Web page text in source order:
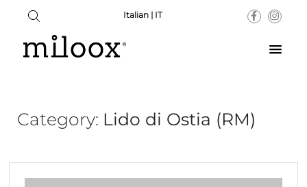
Italian | IT
Category: Lido di Ostia (RM)